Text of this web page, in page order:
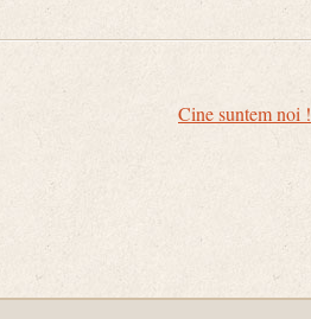
Cine suntem noi !